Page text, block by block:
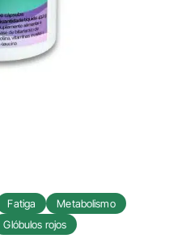
Fatiga
Metabolismo
Glóbulos rojos